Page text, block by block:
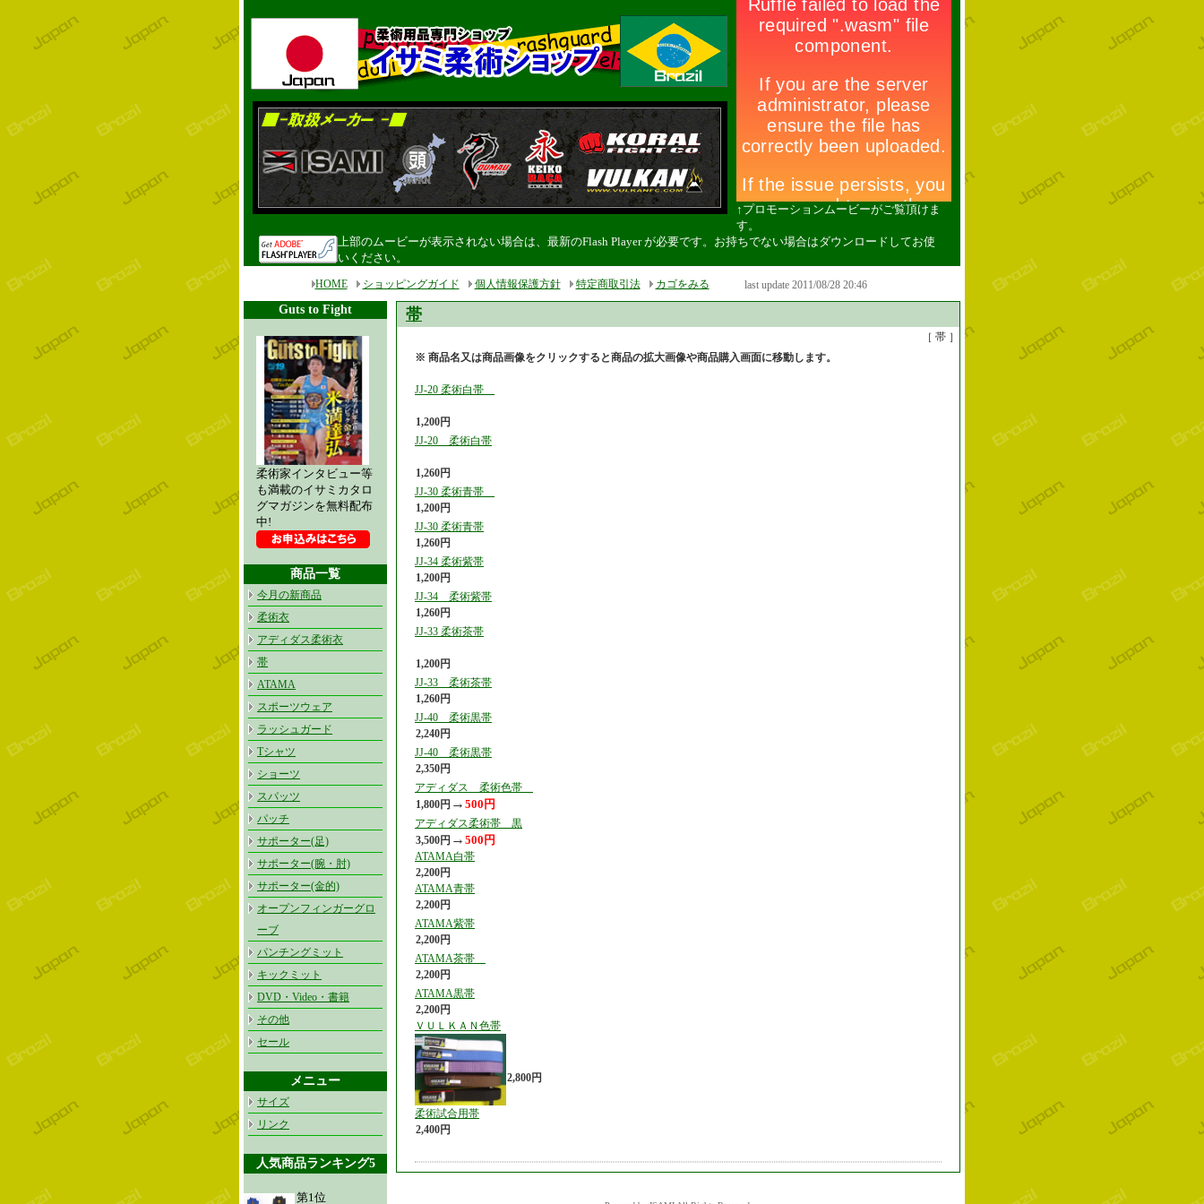
↑プロモーションムービーがご覧頂けま
す。
上部のムービーが表示されない場合は、最新のFlash Player が必要です。お持ちでない場合はダウンロードしてお使
いください。
HOME ショッピングガイド 個人情報保護方針 特定商取引法 カゴをみる last update 2011/08/28 20:46
Guts to Fight
柔術家インタビュー等
も満載のイサミカタロ
グマガジンを無料配布
中!
商品一覧
今月の新商品
柔術衣
アディダス柔術衣
帯
ATAMA
スポーツウェア
ラッシュガード
Tシャツ
ショーツ
スパッツ
パッチ
サポーター(足)
サポーター(腕・肘)
サポーター(金的)
オープンフィンガーグロ
ーブ
パンチングミット
キックミット
DVD・Video・書籍
その他
セール
メニュー
サイズ
リンク
人気商品ランキング5
第1位
帯
［ 帯 ］
※ 商品名又は商品画像をクリックすると商品の拡大画像や商品購入画面に移動します。
JJ-20 柔術白帯
1,200円
JJ-20 柔術白帯
1,260円
JJ-30 柔術青帯
1,200円
JJ-30 柔術青帯
1,260円
JJ-34 柔術紫帯
1,200円
JJ-34 柔術紫帯
1,260円
JJ-33 柔術茶帯
1,200円
JJ-33 柔術茶帯
1,260円
JJ-40 柔術黒帯
2,240円
JJ-40 柔術黒帯
2,350円
アディダス 柔術色帯
1,800円 → 500円
アディダス柔術帯 黒
3,500円 → 500円
ATAMA白帯
2,200円
ATAMA青帯
2,200円
ATAMA紫帯
2,200円
ATAMA茶帯
2,200円
ATAMA黒帯
2,200円
ＶＵＬＫＡＮ色帯
2,800円
柔術試合用帯
2,400円